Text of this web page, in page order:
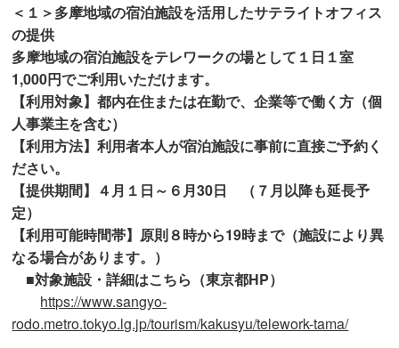
＜１＞多摩地域の宿泊施設を活用したサテライトオフィス
の提供
多摩地域の宿泊施設をテレワークの場として１日１室
1,000円でご利用いただけます。
【利用対象】都内在住または在勤で、企業等で働く方（個
人事業主を含む）
【利用方法】利用者本人が宿泊施設に事前に直接ご予約く
ださい。
【提供期間】４月１日～６月30日 （７月以降も延長予
定）
【利用可能時間帯】原則８時から19時まで（施設により異
なる場合があります。）
■対象施設・詳細はこちら（東京都HP）
https://www.sangyo-
rodo.metro.tokyo.lg.jp/tourism/kakusyu/telework-tama/